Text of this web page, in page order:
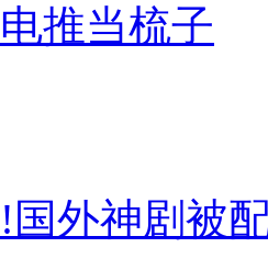
推当梳子
外神剧被